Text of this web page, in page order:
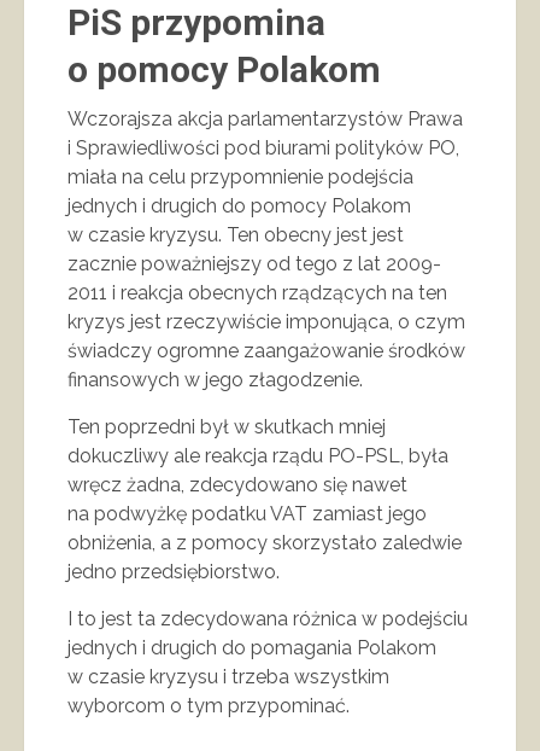
PiS przypomina
o pomocy Polakom
Wczorajsza akcja parlamentarzystów Prawa
i Sprawiedliwości pod biurami polityków PO,
miała na celu przypomnienie podejścia
jednych i drugich do pomocy Polakom
w czasie kryzysu. Ten obecny jest jest
zacznie poważniejszy od tego z lat 2009-
2011 i reakcja obecnych rządzących na ten
kryzys jest rzeczywiście imponująca, o czym
świadczy ogromne zaangażowanie środków
finansowych w jego złagodzenie.
Ten poprzedni był w skutkach mniej
dokuczliwy ale reakcja rządu PO-PSL, była
wręcz żadna, zdecydowano się nawet
na podwyżkę podatku VAT zamiast jego
obniżenia, a z pomocy skorzystało zaledwie
jedno przedsiębiorstwo.
I to jest ta zdecydowana różnica w podejściu
jednych i drugich do pomagania Polakom
w czasie kryzysu i trzeba wszystkim
wyborcom o tym przypominać.